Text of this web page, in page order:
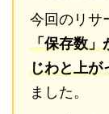
今回のリサ
「保存数」
じわと上が
ました。